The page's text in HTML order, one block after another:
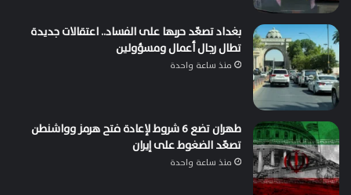
بغداد تصعّد حربها على الفساد.. اعتقالات جديدة
تطال رجال أعمال ومسؤولين
منذ ساعة واحدة
طهران تضع 6 شروط لإعادة فتح هرمز وواشنطن
تصعّد الضغوط على إيران
منذ ساعة واحدة